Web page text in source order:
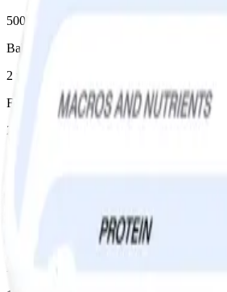
500 g
Balsamvinäger
2 msk
Farinsocker
2 tsk